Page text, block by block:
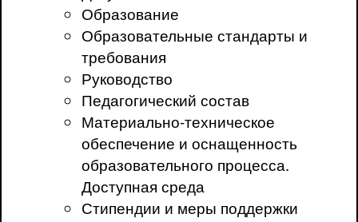
Образование
Образовательные стандарты и
требования
Руководство
Педагогический состав
Материально-техническое
обеспечение и оснащенность
образовательного процесса.
Доступная среда
Стипендии и меры поддержки